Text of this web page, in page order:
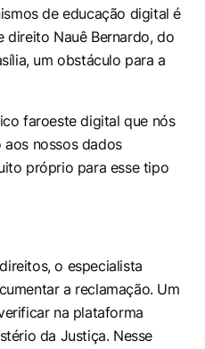
de educação digital é
direito Nauê Bernardo, do
um obstáculo para a
faroeste digital que nós
aos nossos dados
próprio para esse tipo
o especialista
a reclamação. Um
na plataforma
da Justiça. Nesse